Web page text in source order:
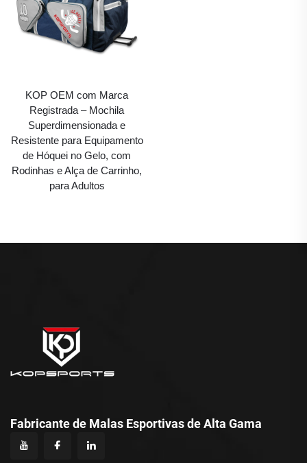
KOP OEM com Marca
Registrada – Mochila
Superdimensionada e
Resistente para Equipamento
de Hóquei no Gelo, com
Rodinhas e Alça de Carrinho,
para Adultos
Fabricante de Malas Esportivas de Alta Gama